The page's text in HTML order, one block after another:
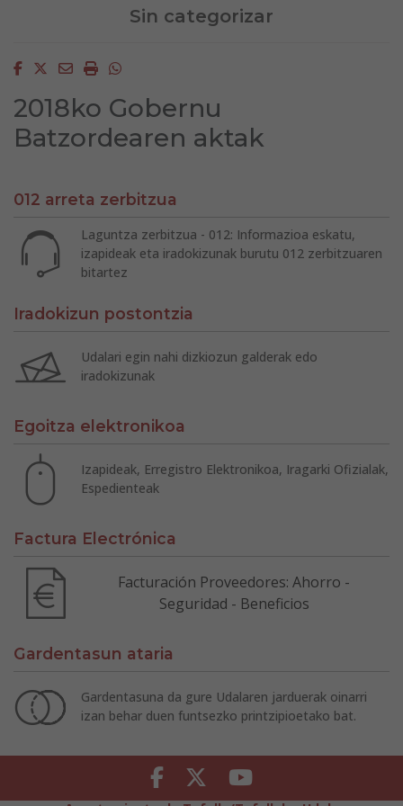
Sin categorizar
Facebook
Twitter
EmailImprimirWhatsapp
2018ko Gobernu
Batzordearen aktak
012 arreta zerbitzua
Laguntza zerbitzua - 012: Informazioa eskatu,
izapideak eta iradokizunak burutu 012 zerbitzuaren
bitartez
Iradokizun postontzia
Udalari egin nahi dizkiozun galderak edo
iradokizunak
Egoitza elektronikoa
Izapideak, Erregistro Elektronikoa, Iragarki Ofizialak,
Espedienteak
Factura Electrónica
Facturación Proveedores: Ahorro -
Seguridad - Beneficios
Gardentasun ataria
Gardentasuna da gure Udalaren jarduerak oinarri
izan behar duen funtsezko printzipioetako bat.
Facebook Twitter Youtube